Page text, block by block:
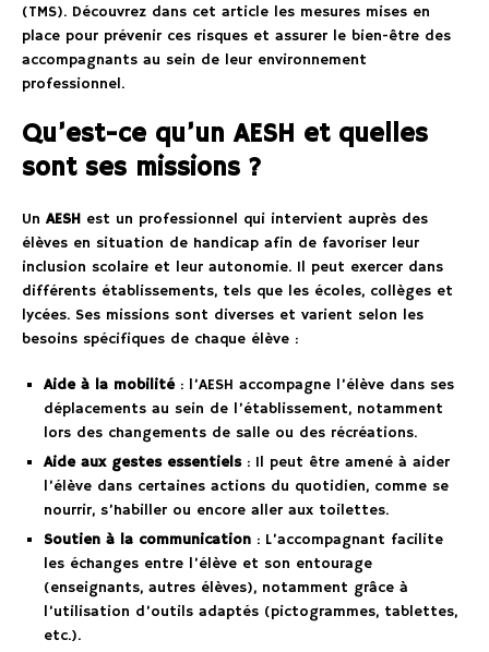
(TMS). Découvrez dans cet article les mesures mises en
place pour prévenir ces risques et assurer le bien-être des
accompagnants au sein de leur environnement
professionnel.
Qu’est-ce qu’un AESH et quelles
sont ses missions ?
Un AESH est un professionnel qui intervient auprès des
élèves en situation de handicap afin de favoriser leur
inclusion scolaire et leur autonomie. Il peut exercer dans
différents établissements, tels que les écoles, collèges et
lycées. Ses missions sont diverses et varient selon les
besoins spécifiques de chaque élève :
Aide à la mobilité: l’AESH accompagne l’élève dans ses
déplacements au sein de l’établissement, notamment
lors des changements de salle ou des récréations.
Aide aux gestes essentiels: Il peut être amené à aider
l’élève dans certaines actions du quotidien, comme se
nourrir, s’habiller ou encore aller aux toilettes.
Soutien à la communication : L’accompagnant facilite
les échanges entre l’élève et son entourage
(enseignants, autres élèves), notamment grâce à
l’utilisation d’outils adaptés (pictogrammes, tablettes,
etc.).